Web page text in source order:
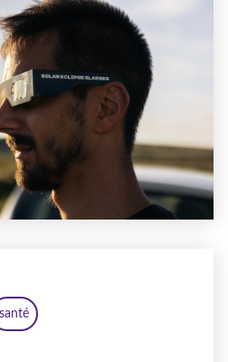
santé